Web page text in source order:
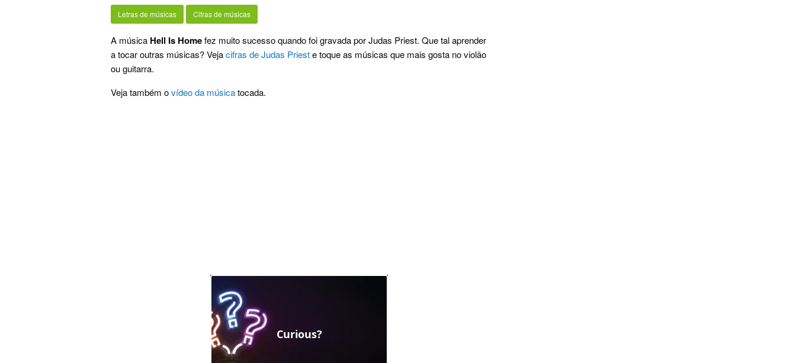
Letras de músicas Cifras de músicas
A música Hell Is Homefez muito sucesso quando foi gravada por Judas Priest. Que tal aprender
a tocar outras músicas? Vejacifras de Judas Prieste toque as músicas que mais gosta no violão
ou guitarra.
Veja também ovídeo da músicatocada.